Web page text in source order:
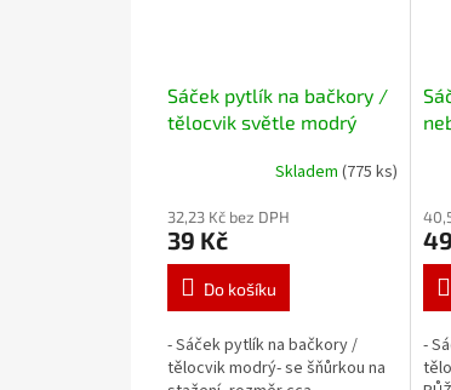
Sáček pytlík na bačkory /
tělocvik světle modrý
Skladem (775 ks)
32,23 Kč bez DPH
39 Kč
Do košíku
- Sáček pytlík na bačkory /
tělocvik modrý- se šňůrkou na
-